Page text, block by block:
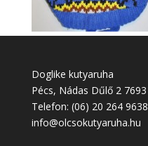
Doglike kutyaruha
Pécs, Nádas Dűlő 2 7693
Telefon: (06) 20 264 9638
info@olcsokutyaruha.hu